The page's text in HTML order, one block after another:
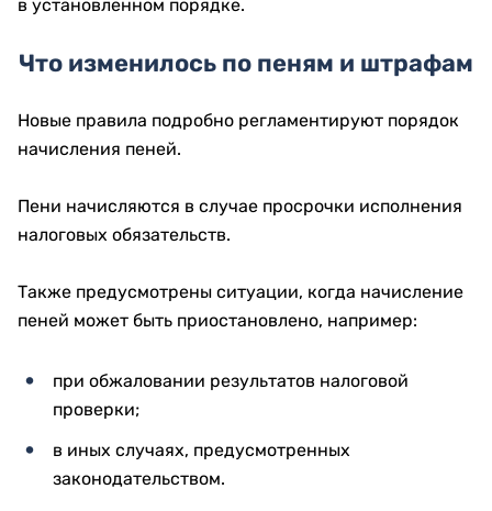
в установленном порядке.
Что изменилось по пеням и штрафам
Новые правила подробно регламентируют порядок
начисления пеней.
Пени начисляются в случае просрочки исполнения
налоговых обязательств.
Также предусмотрены ситуации, когда начисление
пеней может быть приостановлено, например:
при обжаловании результатов налоговой
проверки;
в иных случаях, предусмотренных
законодательством.